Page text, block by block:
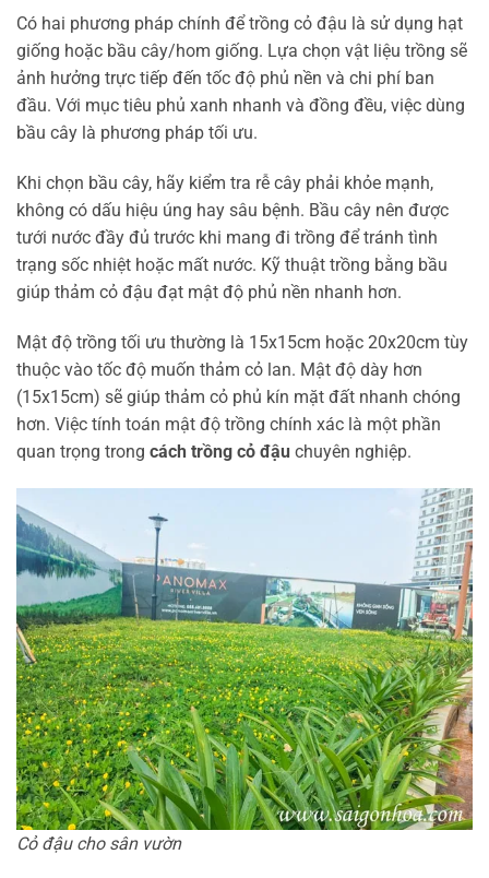
Có hai phương pháp chính để trồng cỏ đậu là sử dụng hạt
giống hoặc bầu cây/hom giống. Lựa chọn vật liệu trồng sẽ
ảnh hưởng trực tiếp đến tốc độ phủ nền và chi phí ban
đầu. Với mục tiêu phủ xanh nhanh và đồng đều, việc dùng
bầu cây là phương pháp tối ưu.
Khi chọn bầu cây, hãy kiểm tra rễ cây phải khỏe mạnh,
không có dấu hiệu úng hay sâu bệnh. Bầu cây nên được
tưới nước đầy đủ trước khi mang đi trồng để tránh tình
trạng sốc nhiệt hoặc mất nước. Kỹ thuật trồng bằng bầu
giúp thảm cỏ đậu đạt mật độ phủ nền nhanh hơn.
Mật độ trồng tối ưu thường là 15x15cm hoặc 20x20cm tùy
thuộc vào tốc độ muốn thảm cỏ lan. Mật độ dày hơn
(15x15cm) sẽ giúp thảm cỏ phủ kín mặt đất nhanh chóng
hơn. Việc tính toán mật độ trồng chính xác là một phần
quan trọng trong cách trồng cỏ đậu chuyên nghiệp.
Cỏ đậu cho sân vườn